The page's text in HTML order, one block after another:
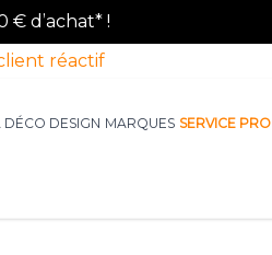
€ d’achat* !
réactif
DÉCO DESIGN MARQUES SERVICE PRO